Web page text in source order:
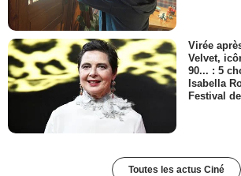
Virée
Velvet,
90... : 5
Isabella
Festival
Toutes les actus Ciné